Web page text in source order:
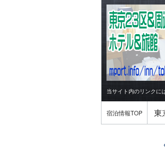
当サイト内のリンクに
宿泊情報TOP 東